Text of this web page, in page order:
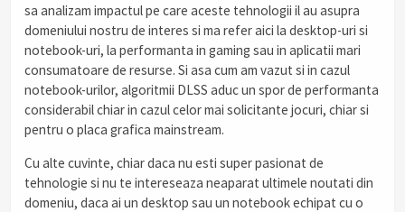
sa analizam impactul pe care aceste tehnologii il au asupra
domeniului nostru de interes si ma refer aici la desktop-uri si
notebook-uri, la performanta in gaming sau in aplicatii mari
consumatoare de resurse. Si asa cum am vazut si in cazul
notebook-urilor, algoritmii DLSS aduc un spor de performanta
considerabil chiar in cazul celor mai solicitante jocuri, chiar si
pentru o placa grafica mainstream.
Cu alte cuvinte, chiar daca nu esti super pasionat de
tehnologie si nu te intereseaza neaparat ultimele noutati din
domeniu, daca ai un desktop sau un notebook echipat cu o